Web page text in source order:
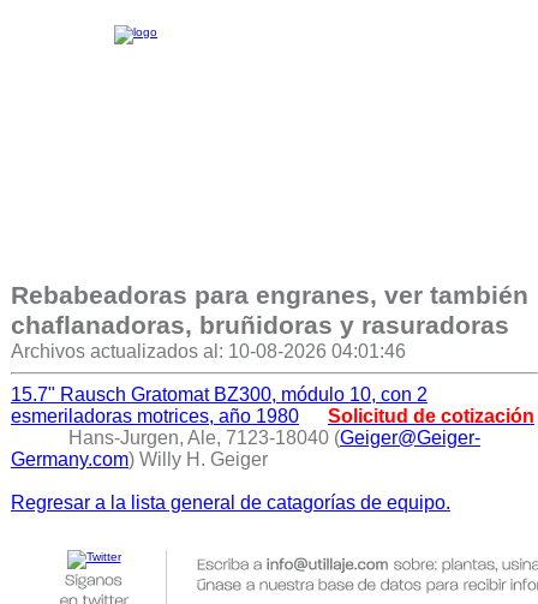
Rebabeadoras para engranes, ver también
chaflanadoras, bruñidoras y rasuradoras
Archivos actualizados al: 10-08-2026 04:01:46
15.7" Rausch Gratomat BZ300, módulo 10, con 2
esmeriladoras motrices, año 1980
Solicitud de cotización
Hans-Jurgen, Ale, 7123-18040 (Geiger@Geiger-
Germany.com) Willy H. Geiger
Regresar a la lista general de catagorías de equipo.